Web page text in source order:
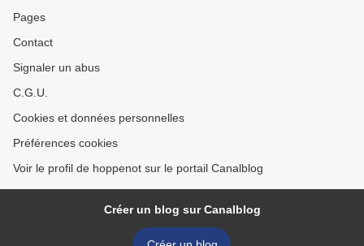
Pages
Contact
Signaler un abus
C.G.U.
Cookies et données personnelles
Préférences cookies
Voir le profil de hoppenot sur le portail Canalblog
Créer un blog sur Canalblog